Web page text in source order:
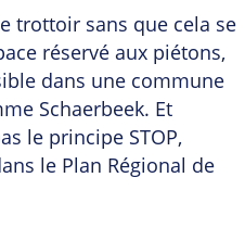
trottoir sans que cela se
réservé aux piétons,
dans une commune
Schaerbeek. Et
le principe STOP,
le Plan Régional de